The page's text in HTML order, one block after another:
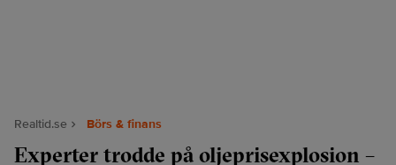
Realtid.se Börs & finans
Experter trodde på oljeprisexplosion –